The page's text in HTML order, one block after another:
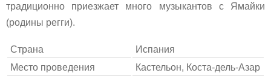
традиционно приезжает много музыкантов с Ямайки
(родины регги).
Страна
Испания
Место проведения
Кастельон, Коста-дель-Азар